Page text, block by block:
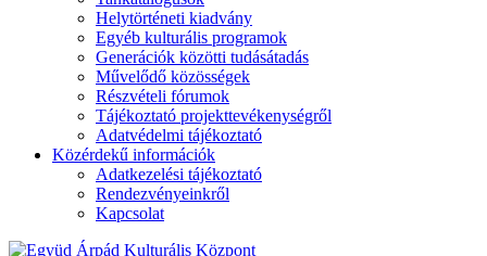
Helytörténeti kiadvány
Egyéb kulturális programok
Generációk közötti tudásátadás
Művelődő közösségek
Részvételi fórumok
Tájékoztató projekttevékenységről
Adatvédelmi tájékoztató
Közérdekű információk
Adatkezelési tájékoztató
Rendezvényeinkről
Kapcsolat